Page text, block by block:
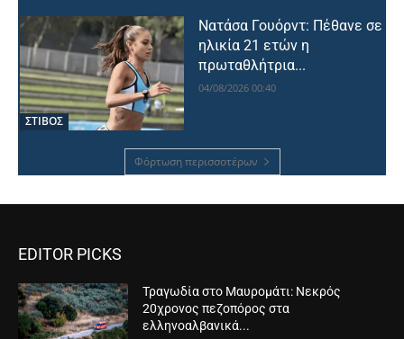
ΣΤΙΒΟΣ
Νατάσα Γουόρντ: Πέθανε σε
ηλικία 21 ετών η
πρωταθλήτρια...
04/08/2026 00:40
Φόρτωση περισσοτέρων
EDITOR PICKS
Τραγωδία στο Μαυρομάτι: Νεκρός
20χρονος πεζοπόρος στα
ελληνοαλβανικά...